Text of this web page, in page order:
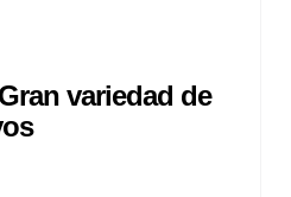
variedad de